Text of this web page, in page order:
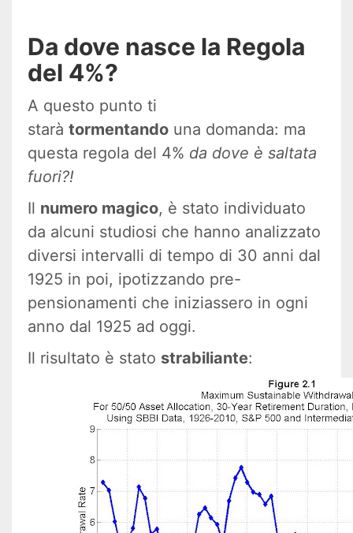
Da dove nasce la Regola
del 4%?
A questo punto ti
starà tormentando una domanda: ma
questa regola del 4% da dove è saltata
fuori?!
Il numero magico, è stato individuato
da alcuni studiosi che hanno analizzato
diversi intervalli di tempo di 30 anni dal
1925 in poi, ipotizzando pre-
pensionamenti che iniziassero in ogni
anno dal 1925 ad oggi.
Il risultato è stato strabiliante: